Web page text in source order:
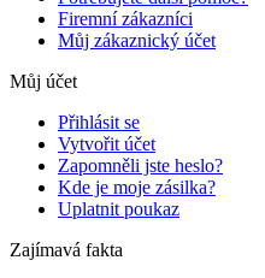
Firemní zákazníci
Můj zákaznický účet
Můj účet
Přihlásit se
Vytvořit účet
Zapomněli jste heslo?
Kde je moje zásilka?
Uplatnit poukaz
Zajímavá fakta